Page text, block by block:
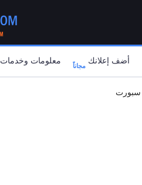
أضف إعلانك مجاناً معلومات وخدمات